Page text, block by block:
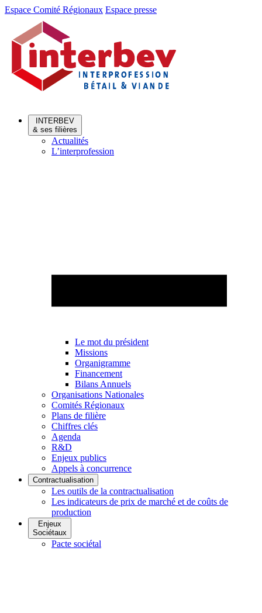
Aller
Aller
contenu
Espace Comité Régionaux Espace presse
INTERBEV
& ses filières
Actualités
L’interprofession
Le mot du président
Missions
Organigramme
Financement
Bilans Annuels
Organisations Nationales
Comités Régionaux
Plans de filière
Chiffres clés
Agenda
R&D
Enjeux publics
Appels à concurrence
Contractualisation
Les outils de la contractualisation
Les indicateurs de prix de marché et de coûts de
production
Enjeux
Sociétaux
Pacte sociétal